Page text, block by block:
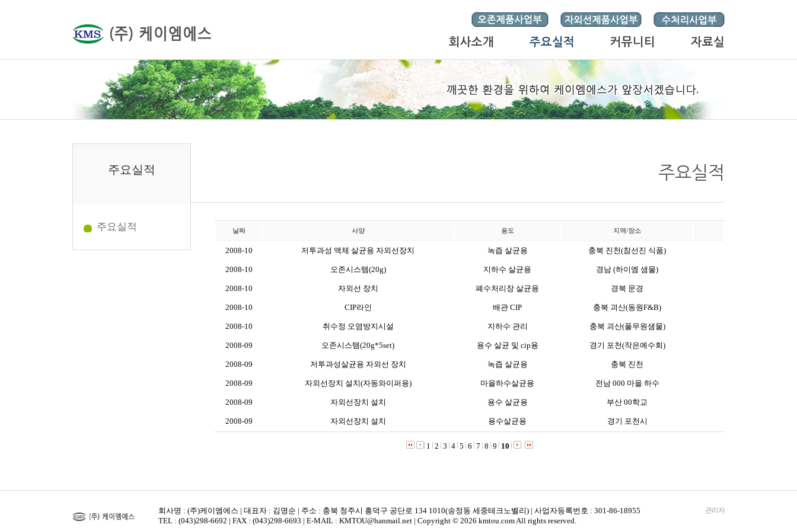
회사소개 주요실적 커뮤니티 자료실
주요실적
주요실적
주요실적
날짜 사양 용도 지역/장소
2008-10 저투과성 액체 살균용 자외선장치 녹즙 살균용 충북 진천(참선진 식품)
2008-10 오존시스템(20g) 지하수 살균용 경남 (하이엠 샘물)
2008-10 자외선 장치 폐수처리장 살균용 경북 문경
2008-10 CIP라인 배관 CIP 충북 괴산(동원F&B)
2008-10 취수정 오염방지시설 지하수 관리 충북 괴산(풀무원샘물)
2008-09 오존시스템(20g*5set) 용수 살균 및 cip용 경기 포천(작은예수회)
2008-09 저투과성살균용 자외선 장치 녹즙 살균용 충북 진천
2008-09 자외선장치 설치(자동와이퍼용) 마을하수살균용 전남 000 마을 하수
2008-09 자외선장치 설치 용수 살균용 부산 00학교
2008-09 자외선장치 설치 용수살균용 경기 포천시
1 2 3 4 5 6 7 8 9 10
회사명 : (주)케이엠에스 | 대표자 : 김명순 | 주소 : 충북 청주시 흥덕구 공단로 134 1010(송정동 세중테크노벨리) | 사업자등록번호 : 301-86-18955
TEL : (043)298-6692 | FAX : (043)298-6693 | E-MAIL : KMTOU@hanmail.net | Copyright © 2026 kmtou.com All rights reserved.
관리자